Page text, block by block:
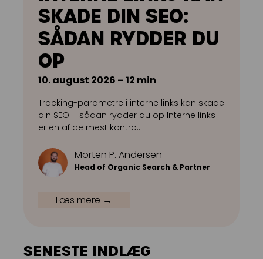
Kampagnemails
Leadgenerering
E-mail automation
TRACKING
Server-Side Tracking
SKADE DIN SEO:
SÅDAN RYDDER DU
OP
10. august 2026 – 12 min
Tracking-parametre i interne links kan skade
din SEO – sådan rydder du op Interne links
er en af de mest kontro…
Morten P. Andersen
Head of Organic Search & Partner
Læs mere →
SENESTE INDLÆG